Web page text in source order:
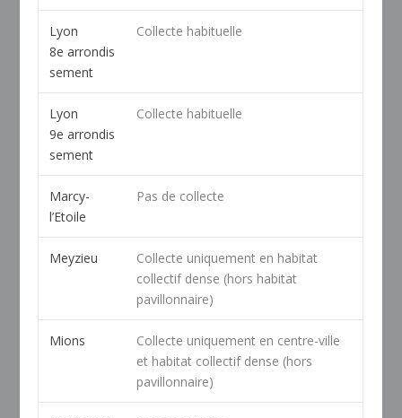
Lyon
8earrondis
sement
Collecte habituelle
Lyon
9earrondis
sement
Collecte habituelle
Marcy-
l’Etoile
Pas de collecte
Meyzieu
Collecte uniquement en habitat
collectif dense (hors habitat
pavillonnaire)
Mions
Collecte uniquement en centre-ville
et habitat collectif dense (hors
pavillonnaire)